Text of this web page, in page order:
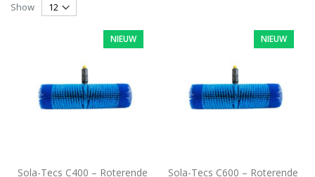
Show
NIEUW
Sola-Tecs C400 – Roterende
NIEUW
Sola-Tecs C600 – Roterende